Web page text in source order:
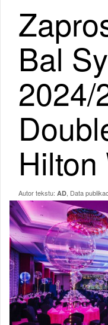
Bal
2024/
Hilton
Autor tekstu: AD , Data